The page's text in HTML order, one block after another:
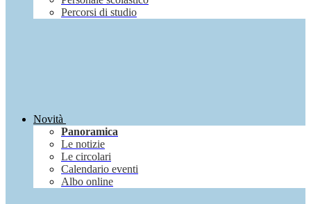
Percorsi di studio
Novità
Panoramica
Le notizie
Le circolari
Calendario eventi
Albo online